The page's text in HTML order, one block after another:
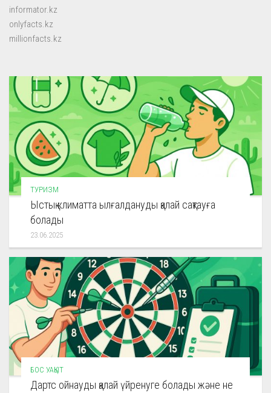
informator.kz
onlyfacts.kz
millionfacts.kz
ТУРИЗМ
Ыстық климатта ылғалдануды қалай сақтауға
болады
23.06.2025
БОС УАҚЫТ
Дартс ойнауды қалай үйренуге болады және не